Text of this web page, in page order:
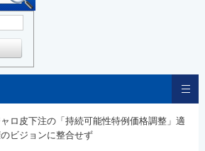
ロ皮下注の「持続可能性特例価格調整」適
ビジョンに整合せず